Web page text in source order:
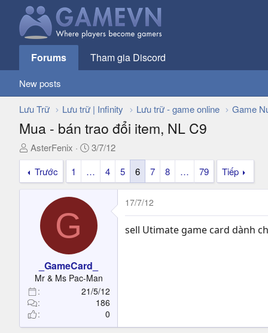
Forums Tham gia Discord
New posts
Lưu Trữ Lưu trữ | Infinity Lưu trữ - game online Game
Mua - bán trao đổi item, NL C9
T
h
e
e
r
AsterFenix
N
g
à
y
ử
3/7/12
Trước
1 … 4 5 6 7 8 … 79 Tiếp
G
_GameCard_
Mr & Ms Pac-Man
21/5/12
186
0
17/7/12
sell Utimate game card dành